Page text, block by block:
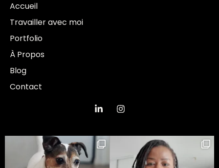
Accueil
Travailler avec moi
Portfolio
À Propos
Blog
Contact